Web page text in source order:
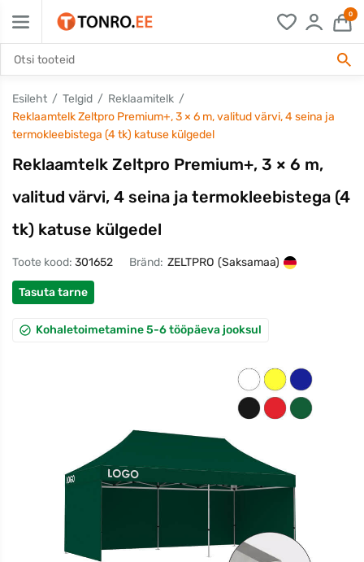
0
Esileht Telgid
Reklaamitelk
Reklaamtelk Zeltpro Premium+, 3 × 6 m, valitud värvi, 4 seina ja
termokleebistega (4 tk) katuse külgedel
Reklaamtelk Zeltpro Premium+, 3 × 6 m,
valitud värvi, 4 seina ja termokleebistega (4
tk) katuse külgedel
Toote kood: 301652 Bränd: ZELTPRO (Saksamaa)
Tasuta tarne
Kohaletoimetamine 5-6 tööpäeva jooksul